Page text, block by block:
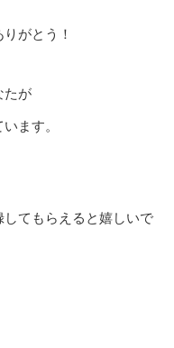
がとう！
たが
ます。
てもらえると嬉しいで